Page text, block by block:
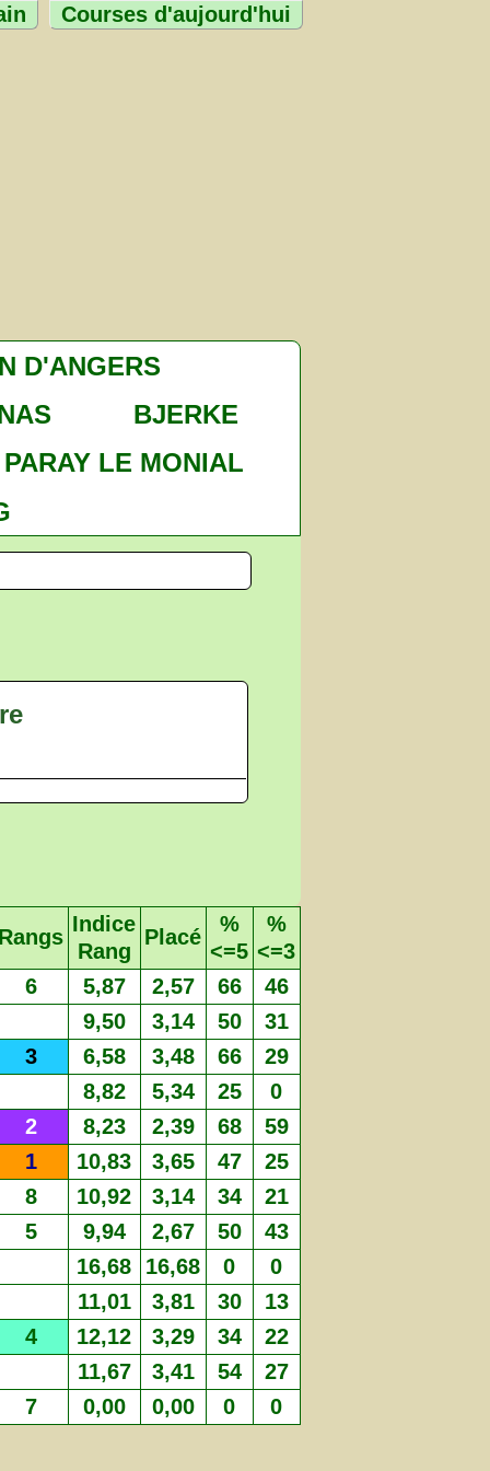
Courses d'aujourd'hui
D'ANGERS
BJERKE
PARAY LE MONIAL
Indice
Rang
Placé
%
<=5
%
<=3
6
5,87 2,57 66
46
9,50
3,14 50
31
3
6,58 3,48 66
29
8,82
5,34 25
0
2
8,23 2,39 68
59
1
10,83 3,65 47
25
8
10,92 3,14 34
21
5
9,94 2,67 50
43
16,68
16,68 0
0
11,01
3,81 30
13
4
12,12 3,29 34
22
11,67
3,41 54
27
7
0,00 0,00 0 0